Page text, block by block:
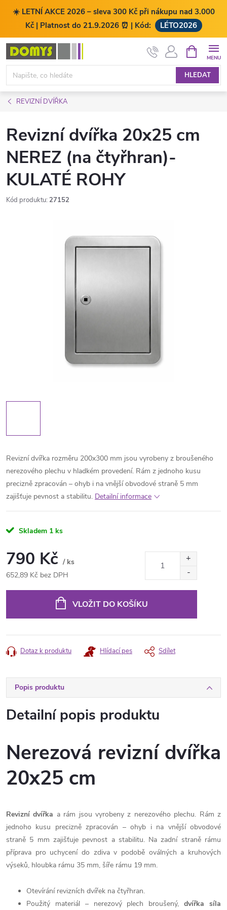
☀️ LETNÍ AKCE 2026 – sleva 300 Kč při nákupu nad 3.000
Kč | Platnost do 21.9.2026 ⏰ | Kód:
LÉTO2026
Přejít
obsah
HLEDAT
NÁKUPNÍ
KOŠÍK
REVIZNÍ DVÍŘKA
Revizní dvířka 20x25 cm
NEREZ (na čtyřhran)-
KULATÉ ROHY
Kód produktu: 27152
Revizní dvířka rozměru 200x300 mm jsou vyrobeny z broušeného
nerezového plechu v hladkém provedení. Rám z jednoho kusu
precizně zpracován – ohyb i na vnější obvodové straně 5 mm
zajišťuje pevnost a stabilitu. Detailní informace
Skladem 1 ks
790 Kč / ks
652,89 Kč bez DPH
VLOŽIT DO KOŠÍKU
Dotaz k produktu Hlídací pes Sdílet
Popis produktu
Detailní popis produktu
Nerezová revizní dvířka
20x25 cm
Revizní dvířka a rám jsou vyrobeny z nerezového plechu. Rám z
jednoho kusu precizně zpracován – ohyb i na vnější obvodové
straně 5 mm zajišťuje pevnost a stabilitu. Na zadní straně rámu
příprava pro uchycení do zdiva v podobě oválných a kruhových
výseků, hloubka rámu 35 mm, šíře rámu 19 mm.
Otevírání revizních dvířek na čtyřhran.
Použitý materiál – nerezový plech broušený,dvířka síla